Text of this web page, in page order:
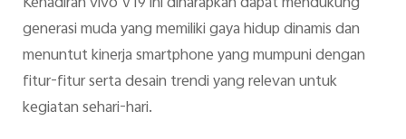
generasi muda yang memiliki gaya hidup dinamis dan
menuntut kinerja smartphone yang mumpuni dengan
fitur-fitur serta desain trendi yang relevan untuk
kegiatan sehari-hari.